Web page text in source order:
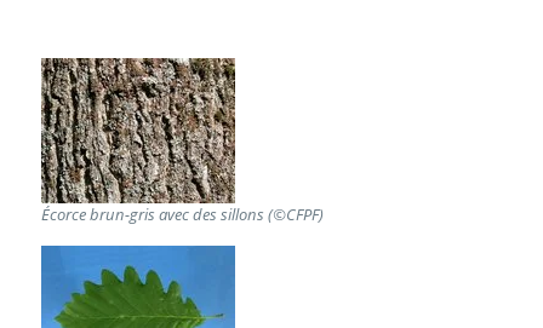
Écorce brun-gris avec des sillons (©CFPF)